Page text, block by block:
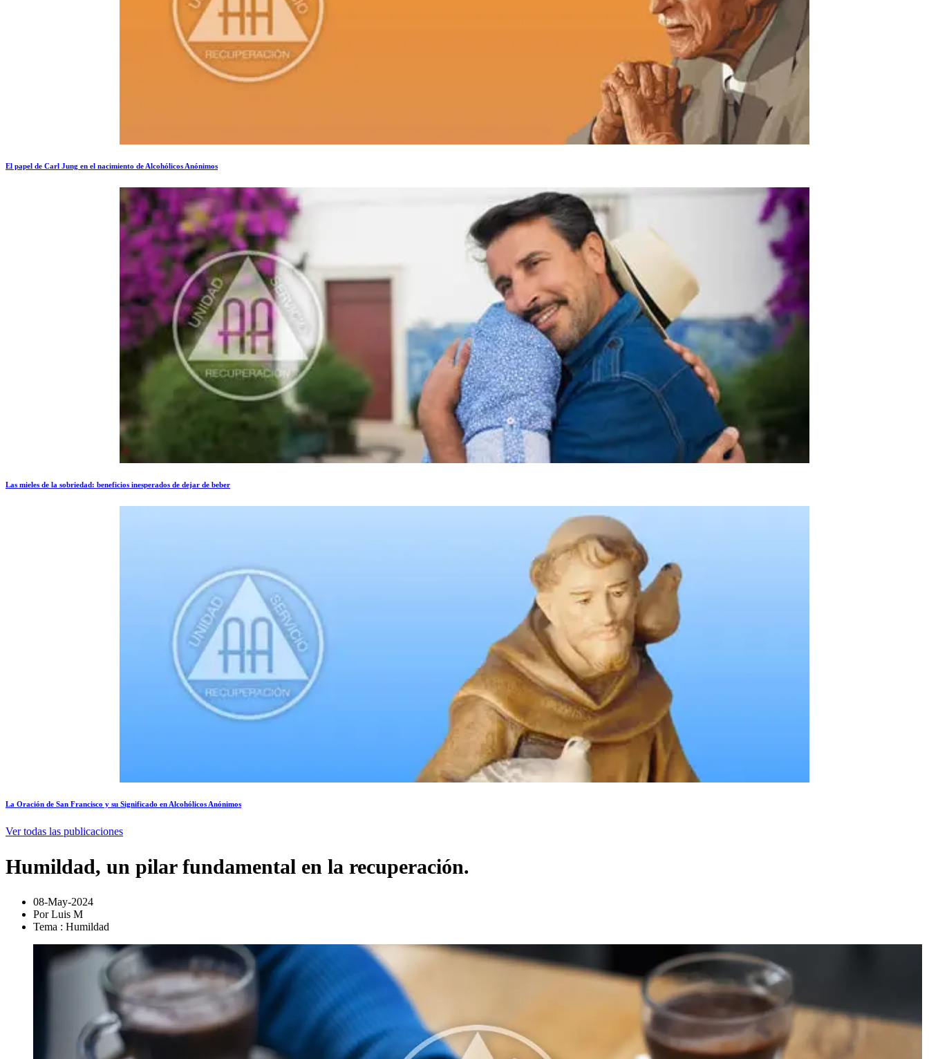
El papel de Carl Jung en el nacimiento de Alcohólicos Anónimos
Las mieles de la sobriedad: beneficios inesperados de dejar de beber
La Oración de San Francisco y su Significado en Alcohólicos Anónimos
Ver todas las publicaciones
Humildad, un pilar fundamental en la recuperación.
08-May-2024
Por Luis M
Tema : Humildad